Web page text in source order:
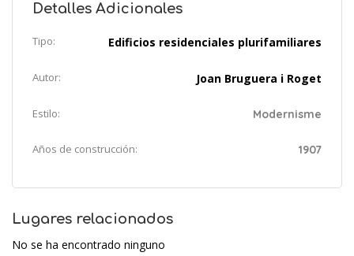
Detalles Adicionales
Tipo: Edificios residenciales plurifamiliares
Autor: Joan Bruguera i Roget
Estilo: Modernisme
Años de construcción: 1907
Lugares relacionados
No se ha encontrado ninguno